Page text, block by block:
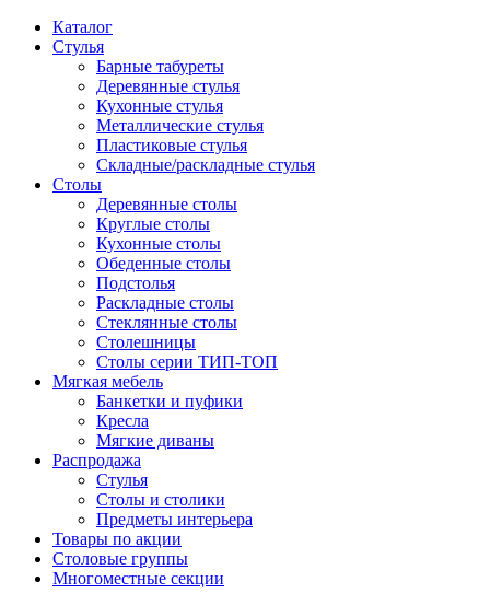
Каталог
Стулья
Барные табуреты
Деревянные стулья
Кухонные стулья
Металлические стулья
Пластиковые стулья
Складные/раскладные стулья
Столы
Деревянные столы
Круглые столы
Кухонные столы
Обеденные столы
Подстолья
Раскладные столы
Стеклянные столы
Столешницы
Столы серии ТИП-ТОП
Мягкая мебель
Банкетки и пуфики
Кресла
Мягкие диваны
Распродажа
Стулья
Столы и столики
Предметы интерьера
Товары по акции
Столовые группы
Многоместные секции